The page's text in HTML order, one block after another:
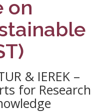
on
& IEREK –
for Research